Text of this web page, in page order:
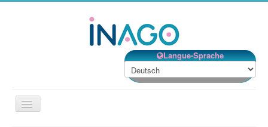
Langue-Sprache
Navigation
an/aus